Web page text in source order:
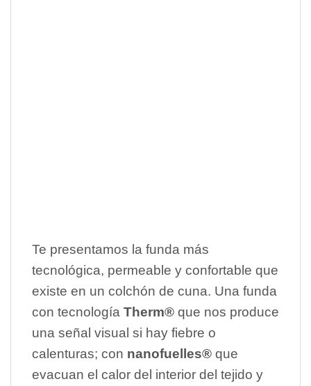
Te presentamos la funda más
tecnológica, permeable y confortable que
existe en un colchón de cuna. Una funda
con tecnología Therm® que nos produce
una señal visual si hay fiebre o
calenturas; con nanofuelles® que
evacuan el calor del interior del tejido y